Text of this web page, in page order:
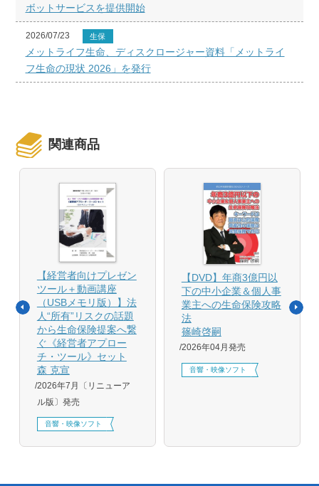
ボットサービスを提供開始
2026/07/23 生保
メットライフ生命、ディスクロージャー資料「メットライ
フ生命の現状 2026」を発行
関連商品
【経営者向けプレゼン
ツール＋動画講座
（USBメモリ版）】法
人“所有”リスクの話題
から生命保険提案へ繋
ぐ《経営者アプロー
チ・ツール》セット
森 克宣
2026年7月〔リニューア
ル版〕発売
音響・映像ソフト
【DVD】年商3億円以
下の中小企業＆個人事
業主への生命保険攻略
法
篠崎啓嗣
2026年04月発売
音響・映像ソフト